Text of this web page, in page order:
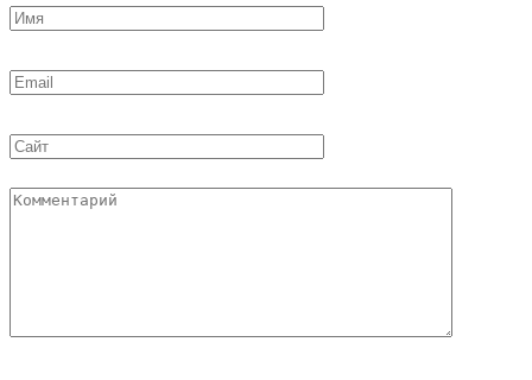
Имя
Email
Сайт
Комментарий